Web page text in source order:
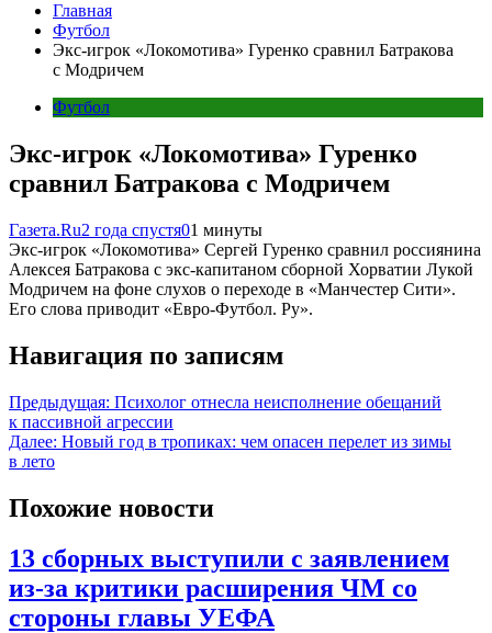
Главная
Футбол
Экс-игрок «Локомотива» Гуренко сравнил Батракова
с Модричем
Футбол
Экс-игрок «Локомотива» Гуренко
сравнил Батракова с Модричем
Газета.Ru2 года спустя01 минуты
Экс-игрок «Локомотива» Сергей Гуренко сравнил россиянина
Алексея Батракова с экс-капитаном сборной Хорватии Лукой
Модричем на фоне слухов о переходе в «Манчестер Сити».
Его слова приводит «Евро-Футбол. Ру».
Навигация по записям
Предыдущая: Психолог отнесла неисполнение обещаний
к пассивной агрессии
Далее: Новый год в тропиках: чем опасен перелет из зимы
в лето
Похожие новости
13 сборных выступили с заявлением
из-за критики расширения ЧМ со
стороны главы УЕФА